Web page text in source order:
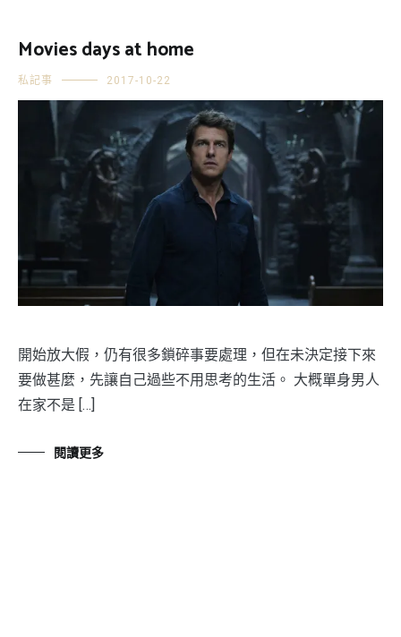
Movies days at home
私記事 2017-10-22
開始放大假，仍有很多鎖碎事要處理，但在未決定接下來
要做甚麼，先讓自己過些不用思考的生活。 大概單身男人
在家不是 […]
閱讀更多